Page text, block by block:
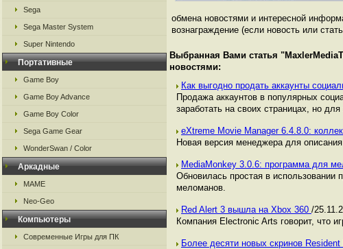
Sega
Sega Master System
Super Nintendo
Портативные
Game Boy
Game Boy Advance
Game Boy Color
Sega Game Gear
WonderSwan / Color
Аркадные
MAME
Neo-Geo
Компьютеры
Современные Игры для ПК
обмена новостями и интересной
вознаграждение (если новость или
Выбранная Вами статья "
новостями:
Как выгодно продать аккаунты
Продажа аккаунтов в популярных
заработать на своих страницах, но
eXtreme Movie Manager 6.4.8.0:
Новая версия менеджера для
MediaMonkey 3.0.6: программа для
Обновилась простая в
меломанов.
Red Alert 3 вышла на Xbox 360 /
Компания Electronic Arts говорит, что
Более десяти новых скринов